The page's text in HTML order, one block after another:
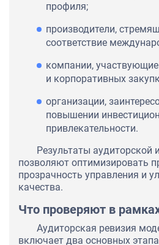
профиля;
производители,
соответствие
компании,
и корпоративных
организации,
повышении
привлекательности.
Результаты аудиторской
позволяют оптимизировать
прозрачность управления и
качества.
Что проверяют в
Аудиторская ревизия
включает два основных